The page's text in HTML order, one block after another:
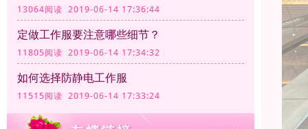
13064阅读 2019-06-14 17:36:44
定做工作服要注意哪些细节？
11805阅读 2019-06-14 17:34:32
如何选择防静电工作服
11515阅读 2019-06-14 17:33:24